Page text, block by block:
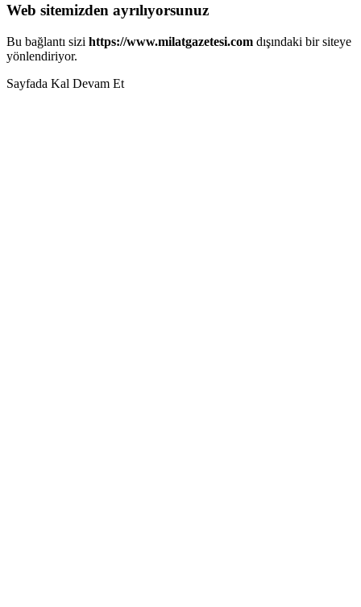
Web sitemizden ayrılıyorsunuz
Bu bağlantı sizi https://www.milatgazetesi.com dışındaki bir siteye
yönlendiriyor.
Sayfada Kal Devam Et